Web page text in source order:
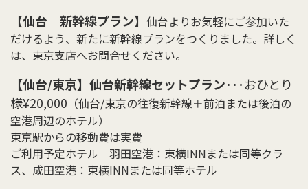
【仙台 新幹線プラン】 仙台よりお気軽にご参加いた
だけるよう、新たに新幹線プランをつくりました。詳しく
は、東京支店へお問合せください。
【仙台/東京】仙台新幹線セットプラン･･･おひとり
様¥20,000 （仙台/東京の往復新幹線＋前泊または後泊の
空港周辺のホテル）
東京駅からの移動費は実費
ご利用予定ホテル 羽田空港：東横INNまたは同等クラ
ス、成田空港：東横INNまたは同等ホテル